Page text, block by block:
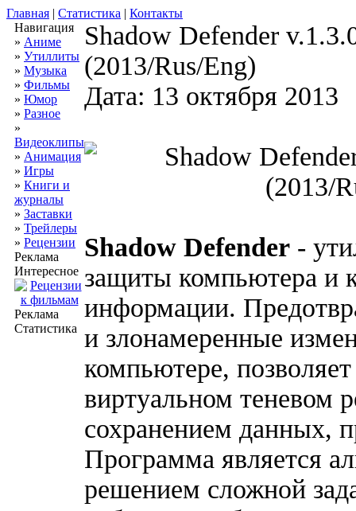
Главная | Статистика | Контакты
Навигация
» Аниме
» Утиллиты
» Музыка
» Фильмы
» Юмор
» Разное
»
Видеоклипы
» Анимация
» Игры
» Книги и
журналы
» Заставки
» Трейлеры
» Рецензии
Реклама
Интересное
Реклама
Статистика
Shadow Defender
(2013/Rus/Eng)
Дата: 13 октября 2013
Shadow Defender -
защиты компьютера и
информации.
и злонамеренные
компьютере,
виртуальном теневом
сохранением данных,
Программа является
решением сложной